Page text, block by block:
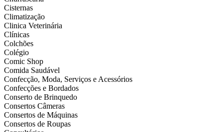
Cisternas
Climatização
Clinica Veterinária
Clínicas
Colchões
Colégio
Comic Shop
Comida Saudável
Confecção, Moda, Serviços e Acessórios
Confecções e Bordados
Conserto de Brinquedo
Consertos Câmeras
Consertos de Máquinas
Consertos de Roupas